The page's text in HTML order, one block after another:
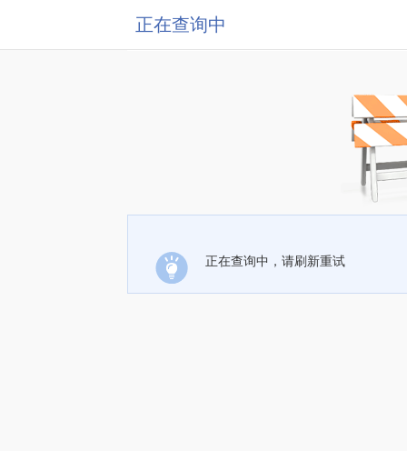
正在查询中
正在查询中，请刷新重试